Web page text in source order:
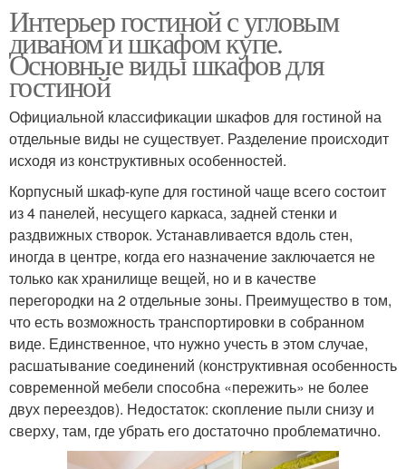
Интерьер гостиной с угловым
диваном и шкафом купе.
Основные виды шкафов для
гостиной
Официальной классификации шкафов для гостиной на
отдельные виды не существует. Разделение происходит
исходя из конструктивных особенностей.
Корпусный шкаф-купе для гостиной чаще всего состоит
из 4 панелей, несущего каркаса, задней стенки и
раздвижных створок. Устанавливается вдоль стен,
иногда в центре, когда его назначение заключается не
только как хранилище вещей, но и в качестве
перегородки на 2 отдельные зоны. Преимущество в том,
что есть возможность транспортировки в собранном
виде. Единственное, что нужно учесть в этом случае,
расшатывание соединений (конструктивная особенность
современной мебели способна «пережить» не более
двух переездов). Недостаток: скопление пыли снизу и
сверху, там, где убрать его достаточно проблематично.